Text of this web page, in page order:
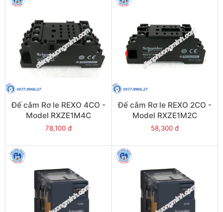
Đế cắm Rơ le REXO 4CO -
Model RXZE1M4C
78,100 đ
Đế cắm Rơ le REXO 2CO -
Model RXZE1M2C
58,300 đ